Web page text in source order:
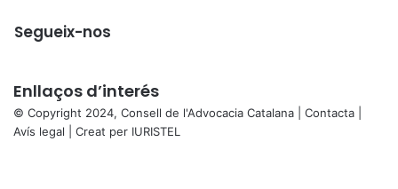
Segueix-nos
Enllaços d’interés
© Copyright 2024, Consell de l'Advocacia Catalana | Contacta
Avís legal | Creat per IURISTEL